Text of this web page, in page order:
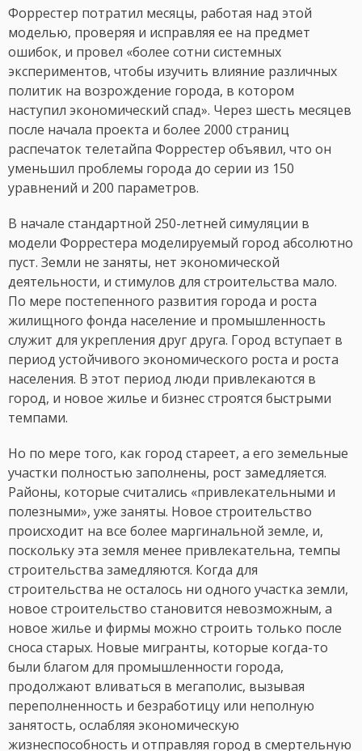
Форрестер потратил месяцы, работая над этой
моделью, проверяя и исправляя ее на предмет
ошибок, и провел «более сотни системных
экспериментов, чтобы изучить влияние различных
политик на возрождение города, в котором
наступил экономический спад». Через шесть месяцев
после начала проекта и более 2000 страниц
распечаток телетайпа Форрестер объявил, что он
уменьшил проблемы города до серии из 150
уравнений и 200 параметров.
В начале стандартной 250-летней симуляции в
модели Форрестера моделируемый город абсолютно
пуст. Земли не заняты, нет экономической
деятельности, и стимулов для строительства мало.
По мере постепенного развития города и роста
жилищного фонда население и промышленность
служит для укрепления друг друга. Город вступает в
период устойчивого экономического роста и роста
населения. В этот период люди привлекаются в
город, и новое жилье и бизнес строятся быстрыми
темпами.
Но по мере того, как город стареет, а его земельные
участки полностью заполнены, рост замедляется.
Районы, которые считались «привлекательными и
полезными», уже заняты. Новое строительство
происходит на все более маргинальной земле, и,
поскольку эта земля менее привлекательна, темпы
строительства замедляются. Когда для
строительства не осталось ни одного участка земли,
новое строительство становится невозможным, а
новое жилье и фирмы можно строить только после
сноса старых. Новые мигранты, которые когда-то
были благом для промышленности города,
продолжают вливаться в мегаполис, вызывая
переполненность и безработицу или неполную
занятость, ослабляя экономическую
жизнеспособность и отправляя город в смертельную